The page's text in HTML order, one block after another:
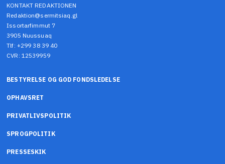
KONTAKT REDAKTIONEN
Redaktion@sermitsiaq.gl
Issortarfimmut 7
3905 Nuussuaq
Tlf: +299 38 39 40
CVR: 12539959
BESTYRELSE OG GOD FONDSLEDELSE
OPHAVSRET
PRIVATLIVSPOLITIK
SPROGPOLITIK
PRESSESKIK